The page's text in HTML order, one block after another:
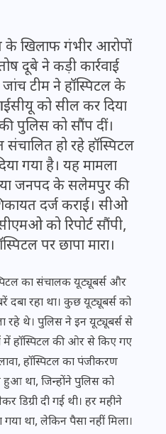
के खिलाफ गंभीर आरोपों
दूबे ने कड़ी कार्रवाई
टीम ने हॉस्पिटल के
को सील कर दिया
पुलिस को सौंप दीं।
हो रहे हॉस्पिटल
गया है। यह मामला
जनपद के सलेमपुर की
दर्ज कराई। सीओ
को रिपोर्ट सौंपी,
पर छापा मारा।
का संचालक यूट्यूबर्स और
दबा रहा था। कुछ यूट्यूबर्स को
रहे थे। पुलिस ने इन यूट्यूबर्स से
हॉस्पिटल की ओर से किए गए
हॉस्पिटल का पंजीकरण
हुआ था, जिन्होंने पुलिस को
डिग्री दी गई थी। हर महीने
था, लेकिन पैसा नहीं मिला।